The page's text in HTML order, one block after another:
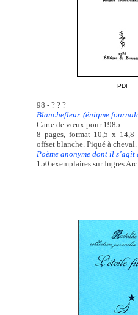
PDF
98 - ? ? ?
Blanchefleur. (énigme
Carte de vœux pour 1985.
8 pages, format 10,5 x 14,8
offset blanche. Piqué à cheval.
Poème anonyme dont il s’agit
150 exemplaires sur Ingres